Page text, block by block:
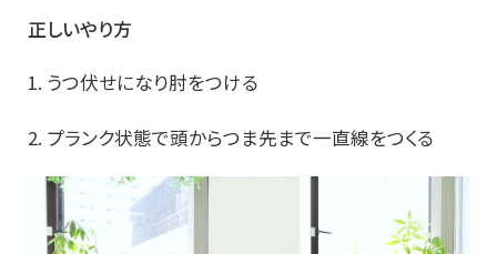
正しいやり方
1. うつ伏せになり肘をつける
2. プランク状態で頭からつま先まで一直線をつくる